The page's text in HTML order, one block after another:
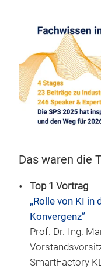
Das waren die
Top 1 Vortrag
„Rolle von KI in
Konvergenz”
Prof. Dr.-Ing.
SmartFactory